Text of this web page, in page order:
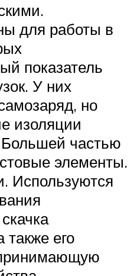
для работы в
показатель
У них
но
изоляции
частью
элементы.
Используются
также его